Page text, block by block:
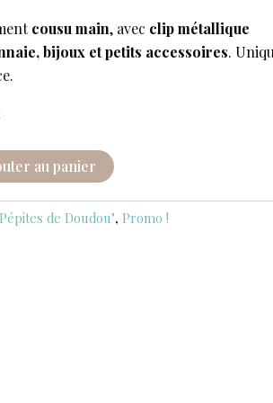
€.
cousu main, avec clip métallique
bijoux et petits accessoires.
au panier
de Doudou", Promo !